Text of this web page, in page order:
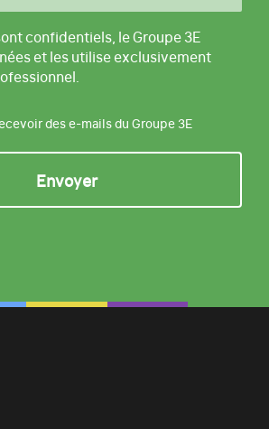
confidentiels, le Groupe 3E
et les utilise exclusivement
des e-mails du Groupe 3E